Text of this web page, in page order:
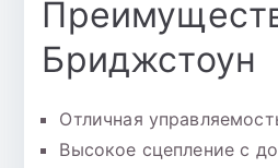
Бриджстоун
Отличная
Высокое сцепление с